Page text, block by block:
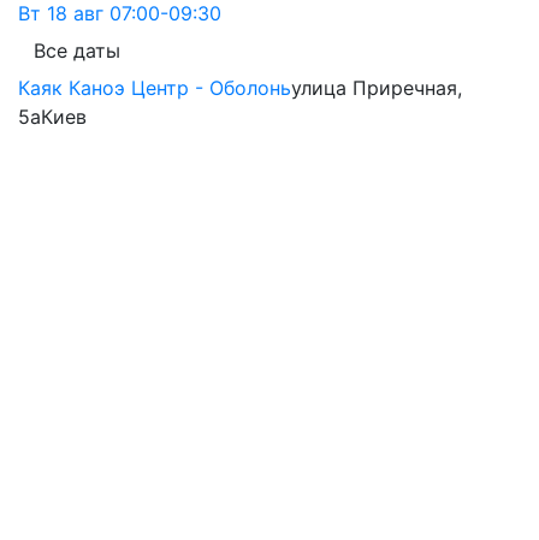
Вт 18 авг 07:00-09:30
Все даты
Каяк Каноэ Центр - Оболоньулица Приречная,
5аКиев